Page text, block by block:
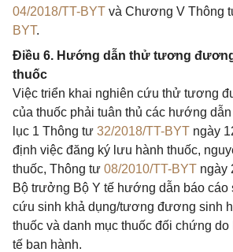
04/2018/TT-BYT và Chương V Thông
BYT.
Điều 6. Hướng dẫn thử tương
thuốc
Việc triển khai nghiên cứu thử tương
của thuốc phải tuân thủ các hướng
lục 1 Thông tư 32/2018/TT-BYT ngày
định việc đăng ký lưu hành thuốc,
thuốc, Thông tư 08/2010/TT-BYT ngày
Bộ trưởng Bộ Y tế hướng dẫn báo cáo
cứu sinh khả dụng/tương đương sinh
thuốc và danh mục thuốc đối chứng
tế ban hành.